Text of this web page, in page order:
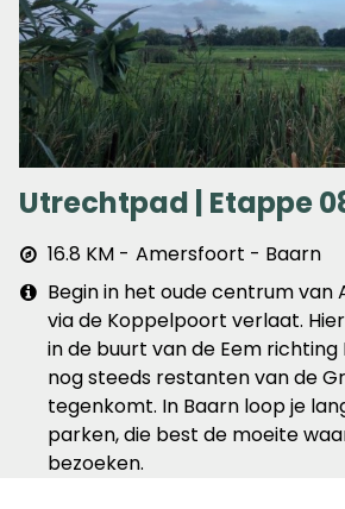
Utrechtpad | Etappe
Afstand
&
plaats
16.8 KM
Amersfoort - Baarn
Extra
info
Begin in het oude centrum van
via de Koppelpoort verlaat.
in de buurt van de Eem richting
nog steeds restanten van de
tegenkomt. In Baarn loop je
parken, die best de moeite
bezoeken.